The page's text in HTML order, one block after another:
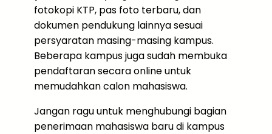
fotokopi KTP, pas foto terbaru, dan
dokumen pendukung lainnya sesuai
persyaratan masing-masing kampus.
Beberapa kampus juga sudah membuka
pendaftaran secara online untuk
memudahkan calon mahasiswa.
Jangan ragu untuk menghubungi bagian
penerimaan mahasiswa baru di kampus